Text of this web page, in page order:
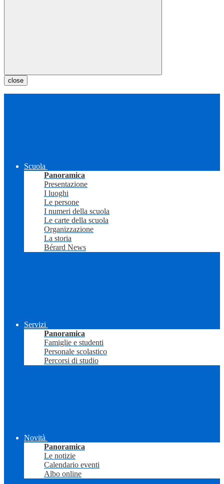
close
Scuola
Panoramica
Presentazione
I luoghi
Le persone
I numeri della scuola
Le carte della scuola
Organizzazione
La storia
Bérard News
Servizi
Panoramica
Famiglie e studenti
Personale scolastico
Percorsi di studio
Novità
Panoramica
Le notizie
Calendario eventi
Albo online